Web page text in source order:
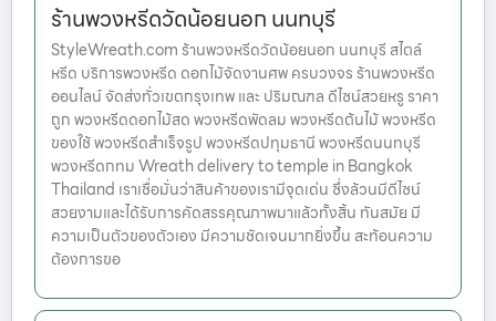
ร้านพวงหรีดวัดน้อยนอก นนทบุรี
StyleWreath.com ร้านพวงหรีดวัดน้อยนอก นนทบุรี สไตล์
หรีด บริการพวงหรีด ดอกไม้จัดงานศพ ครบวงจร ร้านพวงหรีด
ออนไลน์ จัดส่งทั่วเขตกรุงเทพ และ ปริมณฑล ดีไซน์สวยหรู ราคา
ถูก พวงหรีดดอกไม้สด พวงหรีดพัดลม พวงหรีดต้นไม้ พวงหรีด
ของใช้ พวงหรีดสำเร็จรูป พวงหรีดปทุมธานี พวงหรีดนนทบุรี
พวงหรีดกทม Wreath delivery to temple in Bangkok
Thailand เราเชื่อมั่นว่าสินค้าของเรามีจุดเด่น ซึ่งล้วนมีดีไซน์
สวยงามและได้รับการคัดสรรคุณภาพมาแล้วทั้งสิ้น ทันสมัย มี
ความเป็นตัวของตัวเอง มีความชัดเจนมากยิ่งขึ้น สะท้อนความ
ต้องการขอ